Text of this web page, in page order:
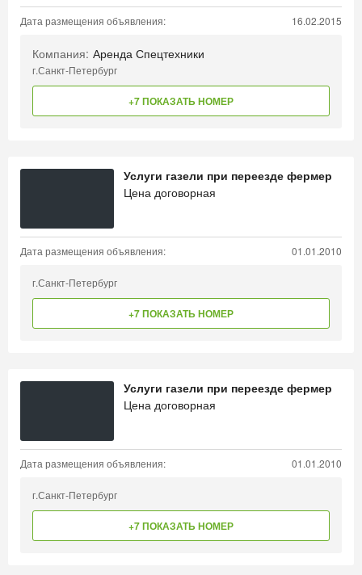
Дата размещения объявления: 16.02.2015
Компания: Аренда Спецтехники
г.Санкт-Петербург
+7 ПОКАЗАТЬ НОМЕР
Услуги газели при переезде фермер
Цена договорная
Дата размещения объявления: 01.01.2010
г.Санкт-Петербург
+7 ПОКАЗАТЬ НОМЕР
Услуги газели при переезде фермер
Цена договорная
Дата размещения объявления: 01.01.2010
г.Санкт-Петербург
+7 ПОКАЗАТЬ НОМЕР